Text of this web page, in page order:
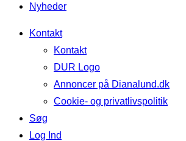
Nyheder
Kontakt
Kontakt
DUR Logo
Annoncer på Dianalund.dk
Cookie- og privatlivspolitik
Søg
Log Ind